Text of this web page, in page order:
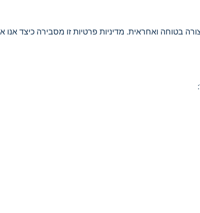
בטוחה ואחראית. מדיניות פרטיות זו מסבירה כיצד